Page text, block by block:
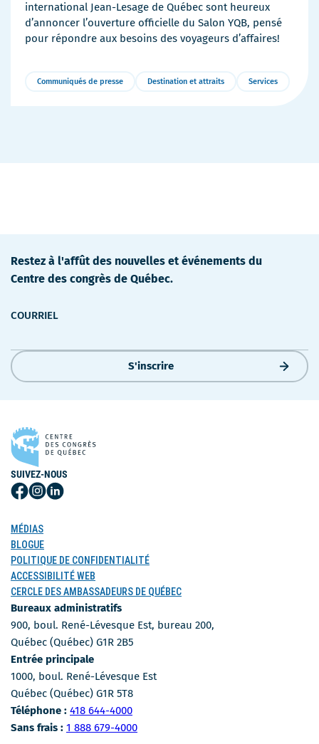
international Jean-Lesage de Québec sont heureux
d’annoncer l’ouverture officielle du Salon YQB, pensé
pour répondre aux besoins des voyageurs d’affaires!
Communiqués de presse Destination et attraits Services
Plus
Restez à l'affût des nouvelles et événements du
Centre des congrès de Québec.
COURRIEL
S'inscrire
SUIVEZ-NOUS
Suivez-
sur
Facebook
Suivez-
Instagram
Suivez-
MÉDIAS
BLOGUE
POLITIQUE DE CONFIDENTIALITÉ
ACCESSIBILITÉ WEB
CERCLE DES AMBASSADEURS DE QUÉBEC
Bureaux administratifs
900, boul. René-Lévesque Est, bureau 200,
Québec (Québec) G1R 2B5
Entrée principale
1000, boul. René-Lévesque Est
Québec (Québec) G1R 5T8
Téléphone : Numéro de téléphone
418 644-4000
Sans frais : Numéro sans-frais
1 888 679-4000